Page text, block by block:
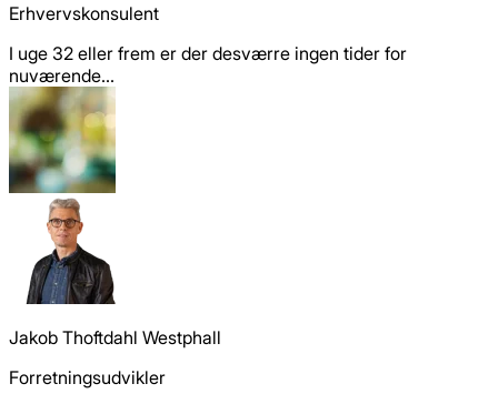
Erhvervskonsulent
I uge 32 eller frem er der desværre ingen tider for
nuværende...
Jakob Thoftdahl Westphall
Forretningsudvikler